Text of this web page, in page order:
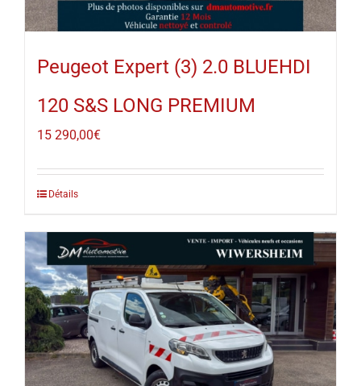
Peugeot Expert (3) 2.0 BLUEHDI
120 S&S LONG PREMIUM
15 290,00€
Détails